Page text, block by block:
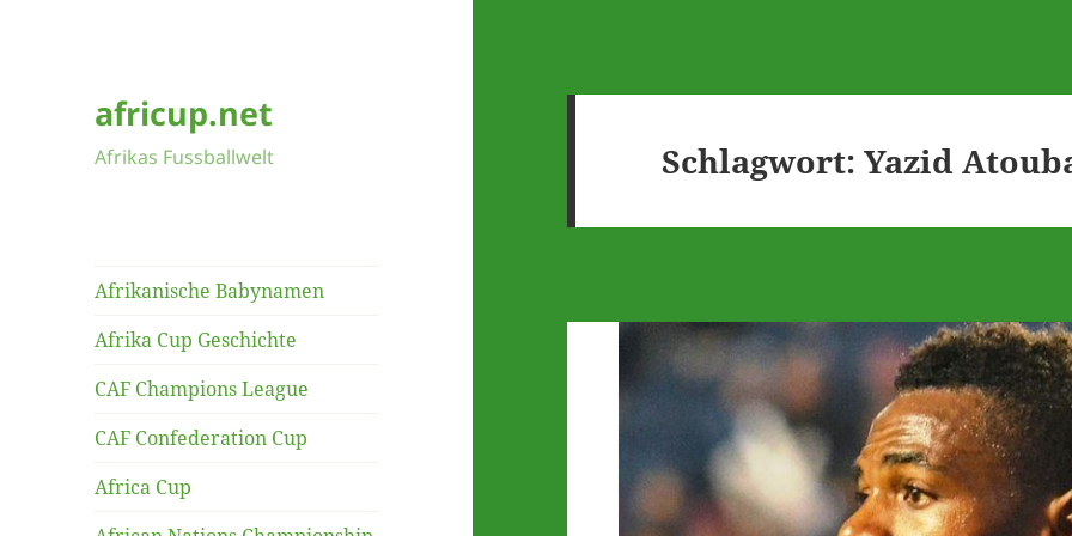
africup.net
Afrikas Fussballwelt
Afrikanische Babynamen
Afrika Cup Geschichte
CAF Champions League
CAF Confederation Cup
Africa Cup
Schlagwort:Yazid